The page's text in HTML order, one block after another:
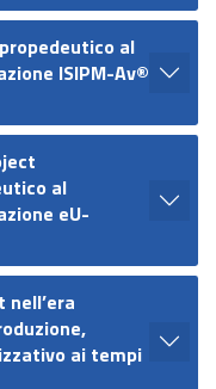
al
ISIPM-Av®
al
eU-
ai tempi